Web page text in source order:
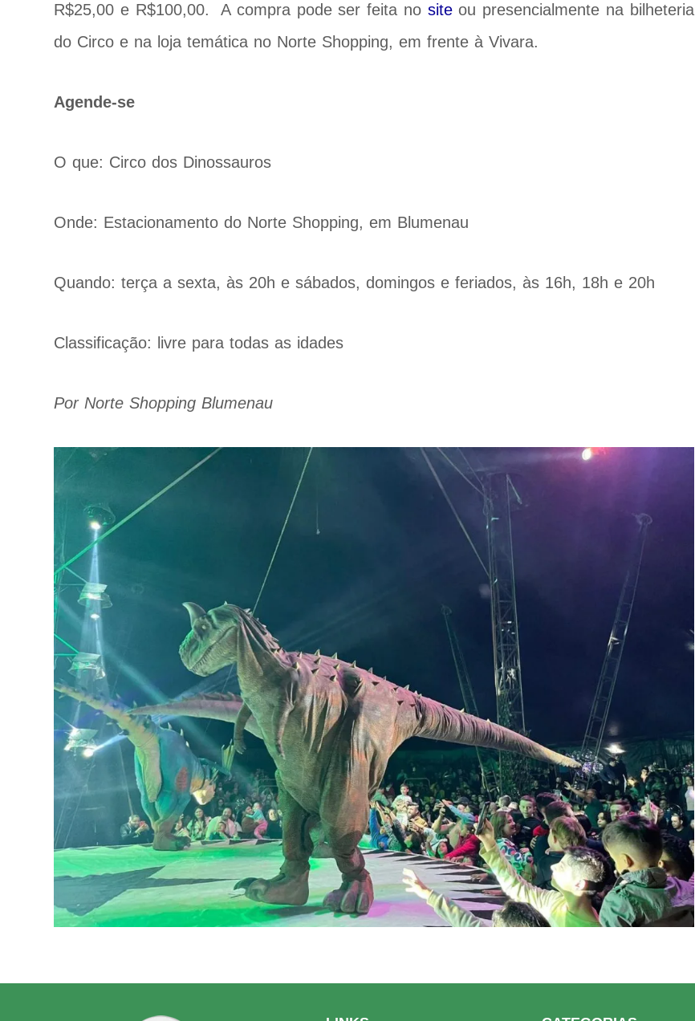
R$25,00 e R$100,00. A compra pode ser feita no siteou presencialmente na bilheteria
do Circo e na loja temática no Norte Shopping, em frente à Vivara.
Agende-se
O que: Circo dos Dinossauros
Onde: Estacionamento do Norte Shopping, em Blumenau
Quando: terça a sexta, às 20h e sábados, domingos e feriados, às 16h, 18h e 20h
Classificação: livre para todas as idades
Por Norte Shopping Blumenau